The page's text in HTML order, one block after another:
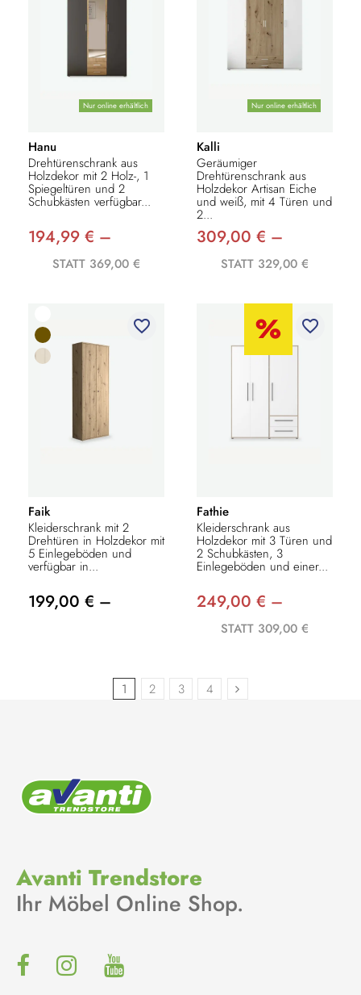
Nur online erhältlich
Hanu
Drehtürenschrank aus
Holzdekor mit 2 Holz-, 1
Spiegeltüren und 2
Schubkästen verfügbar...
194,99 € –
STATT 369,00 €
Nur online erhältlich
Kalli
Geräumiger
Drehtürenschrank aus
Holzdekor Artisan Eiche
und weiß, mit 4 Türen und
2...
309,00 € –
STATT 329,00 €
favorite_border
Faik
Kleiderschrank mit 2
Drehtüren in Holzdekor mit
5 Einlegeböden und
verfügbar in...
199,00 € –
favorite_border
Fathie
Kleiderschrank aus
Holzdekor mit 3 Türen und
2 Schubkästen, 3
Einlegeböden und einer...
249,00 € –
STATT 309,00 €
1 2 3 4
Avanti Trendstore
Ihr Möbel Online Shop.